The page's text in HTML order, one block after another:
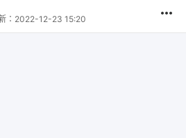
： 2022-12-23 15:20